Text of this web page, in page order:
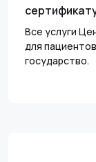
Все услуги
для
государство.